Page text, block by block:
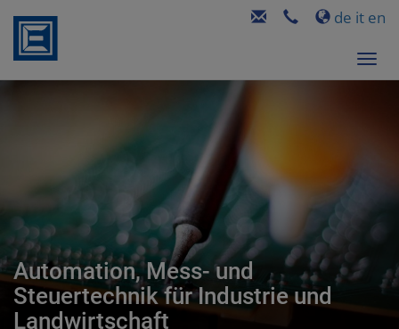
de it en
Automation, Mess- und
Steuertechnik für Industrie und
Landwirtschaft